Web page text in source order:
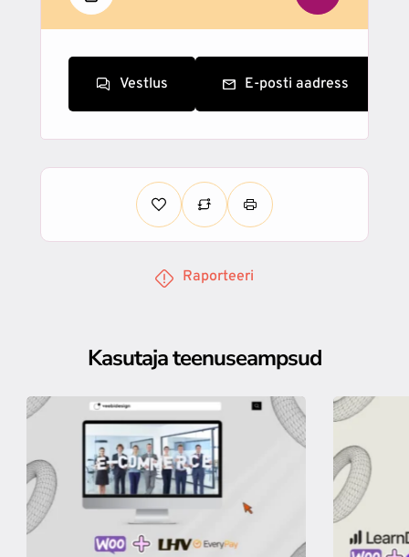
Vestlus E-posti aadress
Raporteeri
Kasutaja teenuseampsud